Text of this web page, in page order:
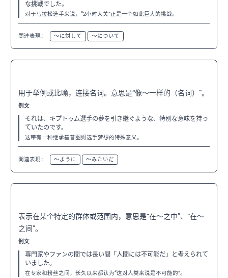
な挑戦でした。
对于马拉松选手来说，“2小时大关”正是一个如此巨大的挑战。
関連表現： 〜に対して 〜について
用于举例或比喻，连接名词。意思是“像～一样的（名词）”。
例文
それは、キプトゥム選手の夢を引き継ぐような、特別な意味を持っ
ていたのです。
这带有一种继承基普图姆选手梦想的特殊意义。
関連表現： 〜ように 〜みたいだ
表示在某个特定的群体或范围内，意思是“在～之中”、“在～
之间”。
例文
専門家やファンの間では長い間「人間には不可能だ」と考えられて
いました。
在专家和粉丝之间，长久以来都认为“这对人类来说是不可能的”。